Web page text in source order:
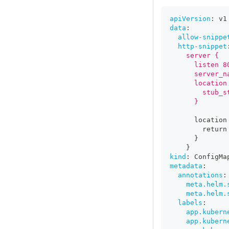
apiVersion :
v1
data :
allow-
http-snippet
    server {
listen
      }
return
}
}
kind :
metadata :
annotations :
labels :